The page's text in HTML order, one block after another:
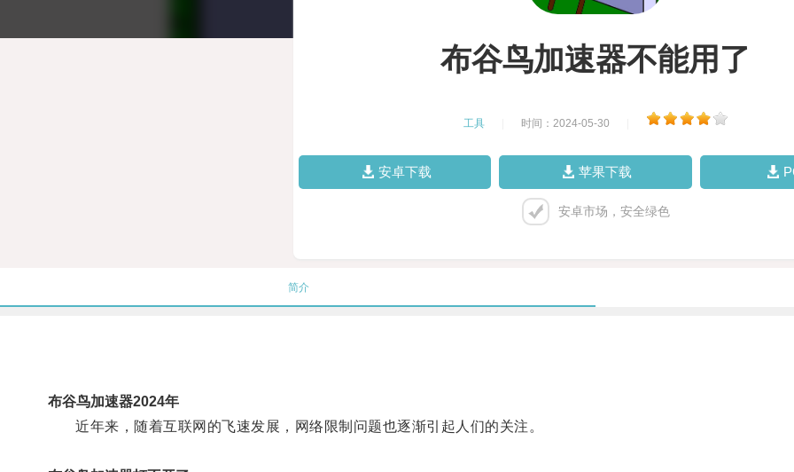
布谷鸟加速器不能用了
工具 时间：2024-05-30
安卓下载 苹果下载
安卓市场，安全绿色
简介
布谷鸟加速器2024年
近年来，随着互联网的飞速发展，网络限制问题也逐渐引起人们的关注。